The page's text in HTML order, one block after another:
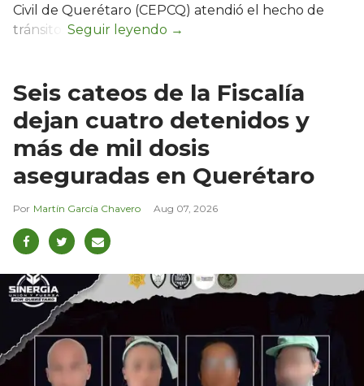
Civil de Querétaro (CEPCQ) atendió el hecho de
tránsito.
Seis cateos de la Fiscalía
dejan cuatro detenidos y
más de mil dosis
aseguradas en Querétaro
Martín García Chavero Aug 07, 2026